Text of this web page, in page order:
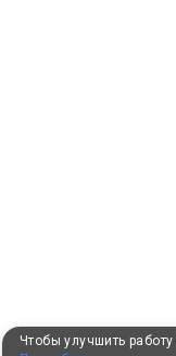
Чтобы улучшить